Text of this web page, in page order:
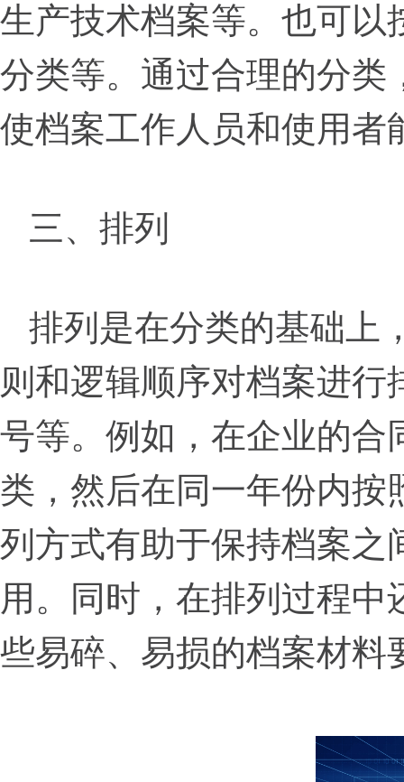
生产技术档案等。也可以
分类等。通过合理的分类
使档案工作人员和使用者
三、排列
排列是在分类的基础上
则和逻辑顺序对档案进
号等。例如，在企业的合
类，然后在同一年份内按
列方式有助于保持档案之
用。同时，在排列过程
些易碎、易损的档案材料